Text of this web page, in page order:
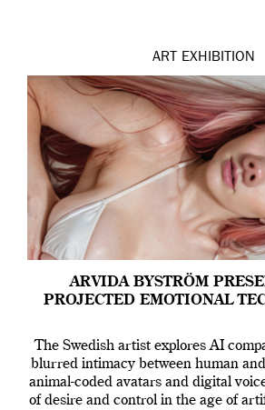
ART EXHIBITION
ARVIDA BYSTRÖM
PROJECTED EMOTIONAL
The Swedish artist explores AI
blurred intimacy between human
animal-coded avatars and digital
of desire and control in the age of